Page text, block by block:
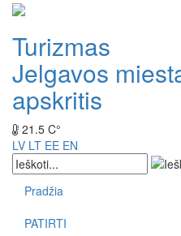
Turizmas
Jelgavos
apskritis
21.5 C°
LV LT EE EN
Pradžia
PATIRTI